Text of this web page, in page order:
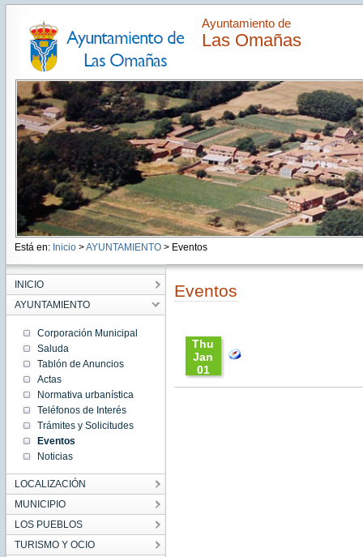
Ayuntamiento de
Las Omañas
Está en: Inicio >AYUNTAMIENTO> Eventos
INICIO
AYUNTAMIENTO
Corporación Municipal
Saluda
Tablón de Anuncios
Actas
Normativa urbanística
Teléfonos de Interés
Trámites y Solicitudes
Eventos
Noticias
LOCALIZACIÓN
MUNICIPIO
LOS PUEBLOS
TURISMO Y OCIO
Eventos
Thu
Jan
01